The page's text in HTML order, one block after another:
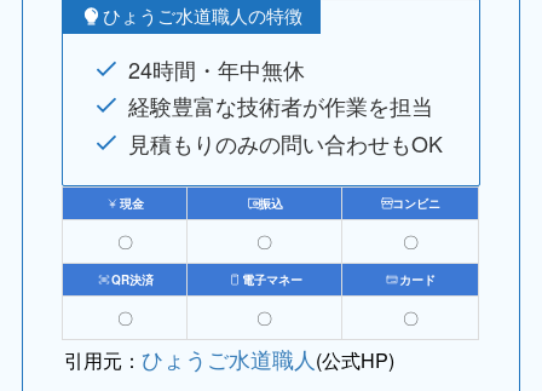
ひょうご水道職人の特徴
24時間・年中無休
経験豊富な技術者が作業を担当
見積もりのみの問い合わせもOK
現金 振込 コンビニ
〇 〇 〇
QR決済 電子マネー カード
〇 〇 〇
引用元： ひょうご水道職人 (公式HP)